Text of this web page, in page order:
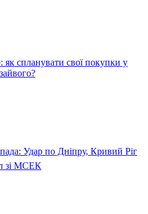
спланувати свої покупки у
Удар по Дніпру, Кривий Ріг
зі МСЕК